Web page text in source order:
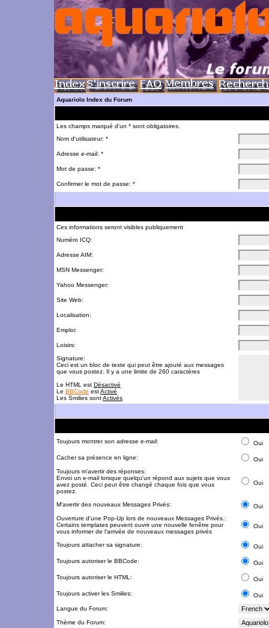
Aquariolo Index du Forum
Les champs marqué d'un * sont obligatoires.
Nom d'utilisateur: *
Adresse e-mail: *
Mot de passe: *
Confirmer le mot de passe: *
Ces informations seront visibles publiquement
Numéro ICQ:
Adresse AIM:
MSN Messenger:
Yahoo Messenger:
Site Web:
Localisation:
Emploi:
Loisirs:
Signature:
Ceci est un bloc de texte qui peut être ajouté aux messages
que vous postez. Il y a une limite de 260 caractères
Le HTML est Désactivé
Le BBCode estActivé
Les Smilies sontActivés
Toujours montrer son adresse e-mail: Oui
Cacher sa présence en ligne:
Oui
Toujours m'avertir des réponses:
Envoi un e-mail lorsque quelqu'un répond aux sujets que vous
avez posté. Ceci peut être changé chaque fois que vous
postez.
Oui
M'avertir des nouveaux Messages Privés:
Oui
Ouverture d'une Pop-Up lors de nouveaux Messages Privés.:
Certains templates peuvent ouvrir une nouvelle fenêtre pour
vous informer de l'arrivée de nouveaux messages privés
Oui
Toujours attacher sa signature: Oui
Toujours autoriser le BBCode: Oui
Toujours autoriser le HTML: Oui
Toujours activer les Smilies:
Oui
Langue du Forum:
Thème du Forum: